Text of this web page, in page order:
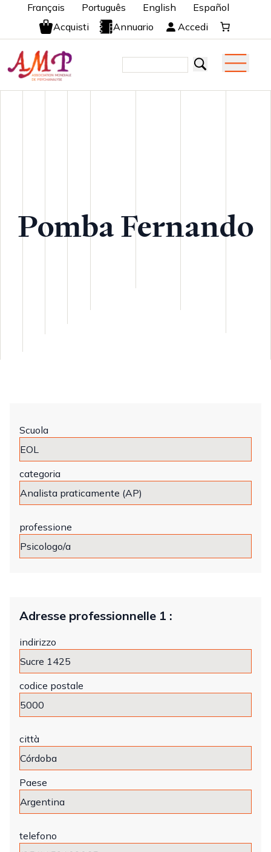
Français Português English
Español
Acquisti
Annuario Accedi
Pomba Fernando
Scuola
categoria
professione
Adresse professionnelle 1 :
indirizzo
codice postale
città
Paese
telefono